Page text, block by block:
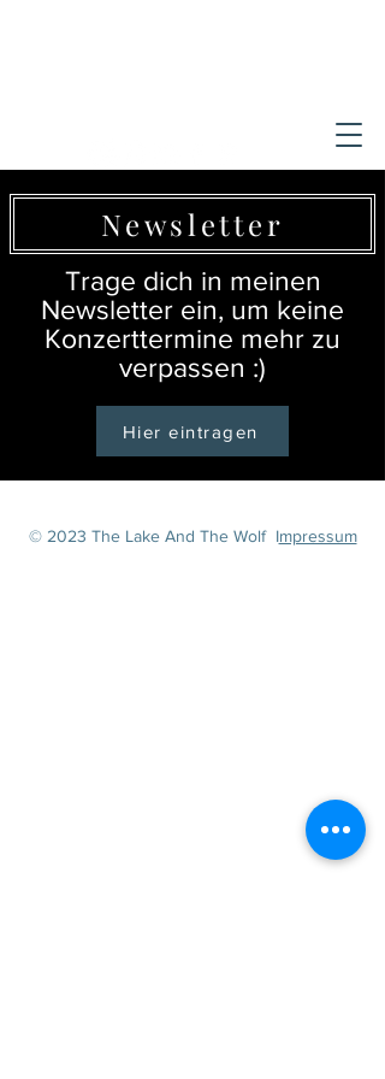
Newsletter
Trage dich in meinen
Newsletter ein, um keine
Konzerttermine mehr zu
verpassen :)
Hier eintragen
© 2023 The Lake And The Wolf Impressum